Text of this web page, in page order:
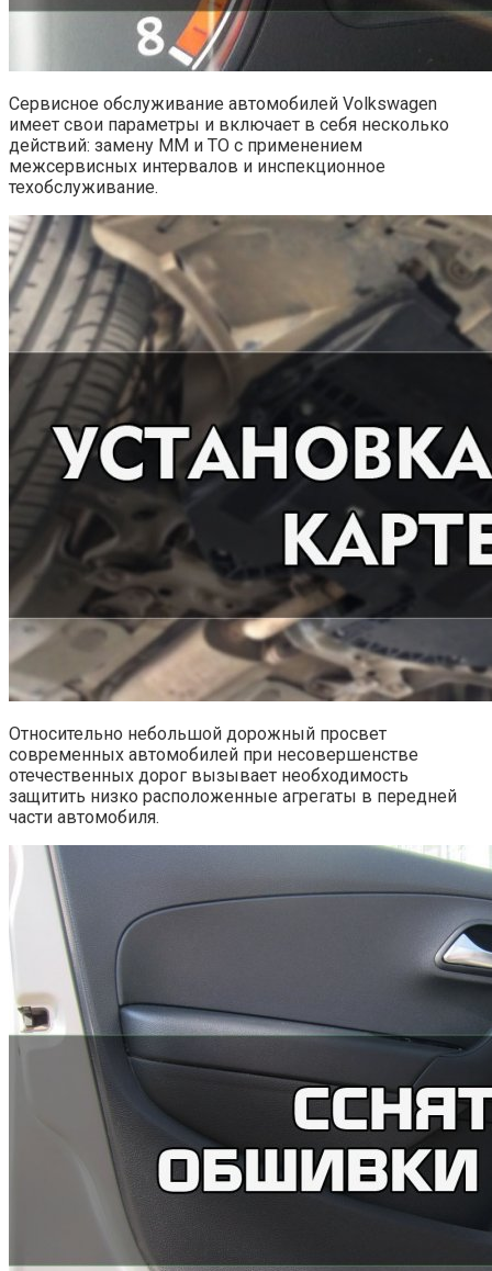
Сервисное обслуживание автомобилей Volkswagen
имеет свои параметры и включает в себя несколько
действий: замену ММ и ТО с применением
межсервисных интервалов и инспекционное
техобслуживание.
Относительно небольшой дорожный просвет
современных автомобилей при несовершенстве
отечественных дорог вызывает необходимость
защитить низко расположенные агрегаты в передней
части автомобиля.